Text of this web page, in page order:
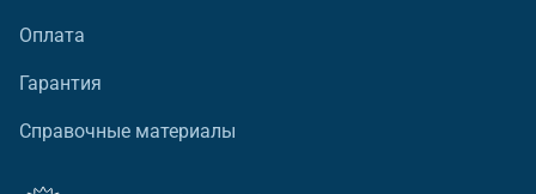
Оплата
Гарантия
Справочные материалы